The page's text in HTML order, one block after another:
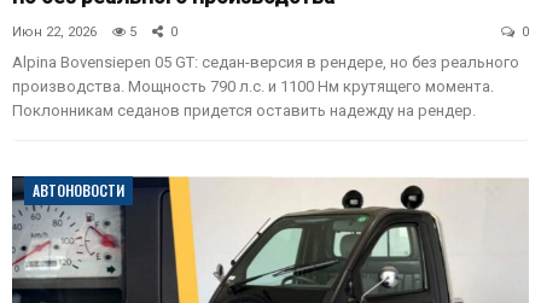
Июн 22, 2026 5 0 0
Alpina Bovensiepen 05 GT: седан-версия в рендере, но без реального
производства. Мощность 790 л.с. и 1100 Нм крутящего момента.
Поклонникам седанов придется оставить надежду на рендер.
АВТОНОВОСТИ